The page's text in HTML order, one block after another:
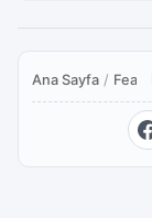
Ana Sayfa /